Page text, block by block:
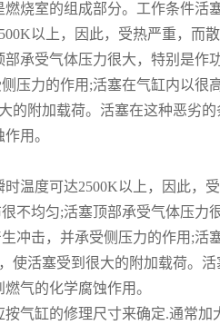
烧室的组成部分。工作条件活
以上，因此，受热严重，而
承受气体压力很大，特别是作
压力的作用;活塞在气缸内以很
的附加载荷。活塞在这种恶劣的
用。
温度可达2500K以上，因此，
不均匀;活塞顶部承受气体压力
冲击，并承受侧压力的作用;活
使活塞受到很大的附加载荷。活
气的化学腐蚀作用。
气缸的修理尺寸来确定.通常加